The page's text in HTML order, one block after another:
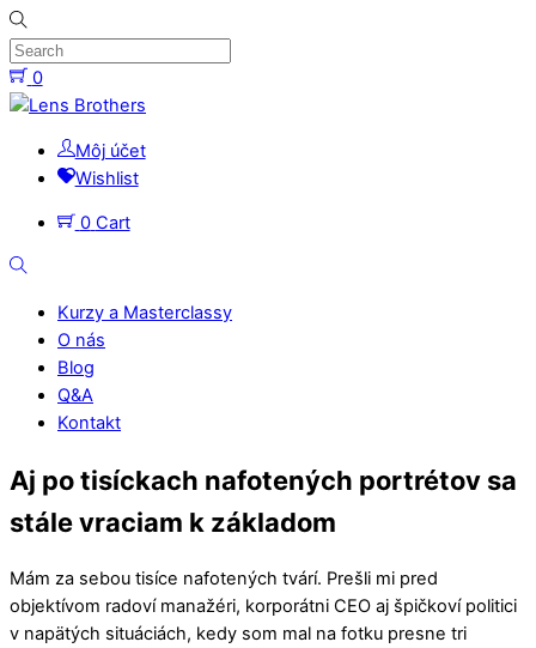
Skip
to
content
0
Menu
Môj účet
Wishlist
0 Cart
Search
Kurzy a Masterclassy
O nás
Blog
Q&A
Kontakt
Close
Menu
Aj po tisíckach nafotených portrétov sa
stále vraciam k základom
Mám za sebou tisíce nafotených tvárí. Prešli mi pred
objektívom radoví manažéri, korporátni CEO aj špičkoví politici
v napätých situáciách, kedy som mal na fotku presne tri